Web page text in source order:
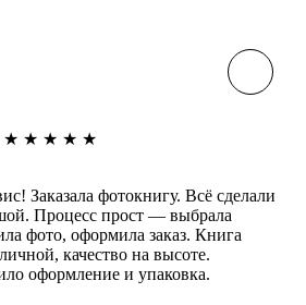
★ ★ ★ ★ ★
Заказала фотокнигу. Всё сделали
Процесс прост — выбрала
фото, оформила заказ. Книга
качество на высоте.
оформление и упаковка.